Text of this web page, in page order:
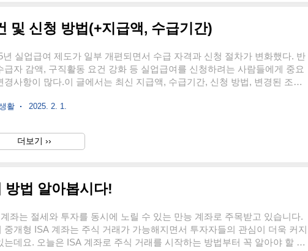
및 신청 방법(+지급액, 수급기간)
년 실업급여 제도가 일부 개편되면서 수급 자격과 신청 절차가 변화했다. 반
급자 감액, 구직활동 요건 강화 등 실업급여를 신청하려는 사람들에게 중요
경사항이 많다.이 글에서는 최신 지급액, 수급기간, 신청 방법, 변경된 조건
실업급여를 받으려면 고용보험 가입 기간, 퇴사 사유, 구직활동 요건을 충족
가입 기간 요건퇴사일 기준 최근 18개월 동안 최소 180일 이상 고용보험
단시간 근로자는 24개월 내 180일 이상예술인은 24개월 내 9개월 이상프
활 2025. 2. 1.
더보기 ››
방법 알아봅시다!
계좌는 절세와 투자를 동시에 노릴 수 있는 만능 계좌로 주목받고 있습니다.
중개형 ISA 계좌는 주식 거래가 가능해지면서 투자자들의 관심이 더욱 커지
는데요. 오늘은 ISA 계좌로 주식 거래를 시작하는 방법부터 꼭 알아야 할 세